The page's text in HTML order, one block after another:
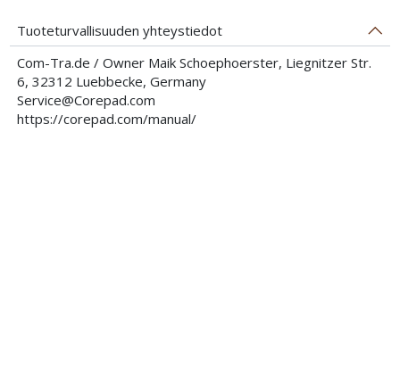
Tuoteturvallisuuden yhteystiedot
Com-Tra.de / Owner Maik Schoephoerster, Liegnitzer Str.
6, 32312 Luebbecke, Germany
Service@Corepad.com
https://corepad.com/manual/